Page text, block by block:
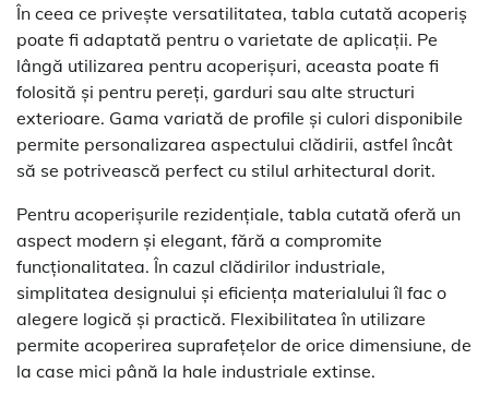
În ceea ce privește versatilitatea, tabla cutată acoperiș
poate fi adaptată pentru o varietate de aplicații. Pe
lângă utilizarea pentru acoperișuri, aceasta poate fi
folosită și pentru pereți, garduri sau alte structuri
exterioare. Gama variată de profile și culori disponibile
permite personalizarea aspectului clădirii, astfel încât
să se potrivească perfect cu stilul arhitectural dorit.
Pentru acoperișurile rezidențiale, tabla cutată oferă un
aspect modern și elegant, fără a compromite
funcționalitatea. În cazul clădirilor industriale,
simplitatea designului și eficiența materialului îl fac o
alegere logică și practică. Flexibilitatea în utilizare
permite acoperirea suprafețelor de orice dimensiune, de
la case mici până la hale industriale extinse.